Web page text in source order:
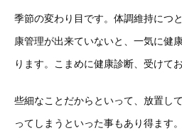
季節の変わり目です。体調維持につ
康管理が出来ていないと、一気に健
ります。こまめに健康診断、受けて
些細なことだからといって、放置し
ってしまうといった事もあり得ます